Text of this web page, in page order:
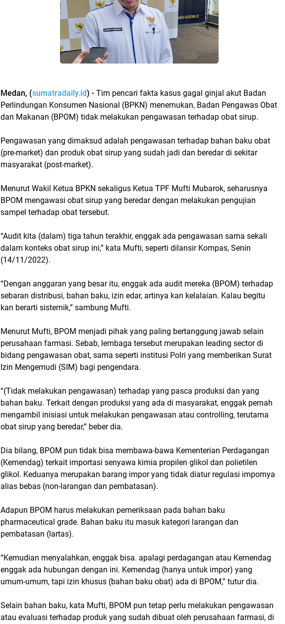
Medan, (sumatradaily.id) - Tim pencari fakta kasus gagal ginjal akut Badan
Perlindungan Konsumen Nasional (BPKN) menemukan, Badan Pengawas Obat
dan Makanan (BPOM) tidak melakukan pengawasan terhadap obat sirup.
Pengawasan yang dimaksud adalah pengawasan terhadap bahan baku obat
(pre-market) dan produk obat sirup yang sudah jadi dan beredar di sekitar
masyarakat (post-market).
Menurut Wakil Ketua BPKN sekaligus Ketua TPF Mufti Mubarok, seharusnya
BPOM mengawasi obat sirup yang beredar dengan melakukan pengujian
sampel terhadap obat tersebut.
“Audit kita (dalam) tiga tahun terakhir, enggak ada pengawasan sama sekali
dalam konteks obat sirup ini,” kata Mufti, seperti dilansir Kompas, Senin
(14/11/2022).
“Dengan anggaran yang besar itu, enggak ada audit mereka (BPOM) terhadap
sebaran distribusi, bahan baku, izin edar, artinya kan kelalaian. Kalau begitu
kan berarti sistemik,” sambung Mufti.
Menurut Mufti, BPOM menjadi pihak yang paling bertanggung jawab selain
perusahaan farmasi. Sebab, lembaga tersebut merupakan leading sector di
bidang pengawasan obat, sama seperti institusi Polri yang memberikan Surat
Izin Mengemudi (SIM) bagi pengendara.
“(Tidak melakukan pengawasan) terhadap yang pasca produksi dan yang
bahan baku. Terkait dengan produksi yang ada di masyarakat, enggak pernah
mengambil inisiasi untuk melakukan pengawasan atau controlling, terutama
obat sirup yang beredar,” beber dia.
Dia bilang, BPOM pun tidak bisa membawa-bawa Kementerian Perdagangan
(Kemendag) terkait importasi senyawa kimia propilen glikol dan polietilen
glikol. Keduanya merupakan barang impor yang tidak diatur regulasi impornya
alias bebas (non-larangan dan pembatasan).
Adapun BPOM harus melakukan pemeriksaan pada bahan baku
pharmaceutical grade. Bahan baku itu masuk kategori larangan dan
pembatasan (lartas).
“Kemudian menyalahkan, enggak bisa. apalagi perdagangan atau Kemendag
enggak ada hubungan dengan ini. Kemendag (hanya untuk impor) yang
umum-umum, tapi izin khusus (bahan baku obat) ada di BPOM,” tutur dia.
Selain bahan baku, kata Mufti, BPOM pun tetap perlu melakukan pengawasan
atau evaluasi terhadap produk yang sudah dibuat oleh perusahaan farmasi, di